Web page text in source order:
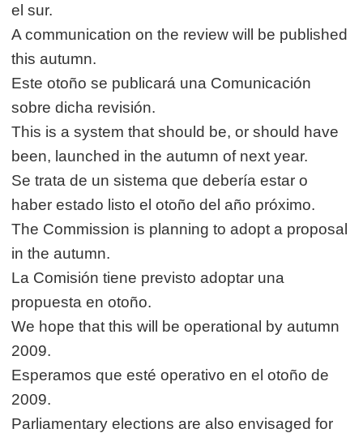
el sur.
A communication on the review will be published
this autumn.
Este otoño se publicará una Comunicación
sobre dicha revisión.
This is a system that should be, or should have
been, launched in the autumn of next year.
Se trata de un sistema que debería estar o
haber estado listo el otoño del año próximo.
The Commission is planning to adopt a proposal
in the autumn.
La Comisión tiene previsto adoptar una
propuesta en otoño.
We hope that this will be operational by autumn
2009.
Esperamos que esté operativo en el otoño de
2009.
Parliamentary elections are also envisaged for